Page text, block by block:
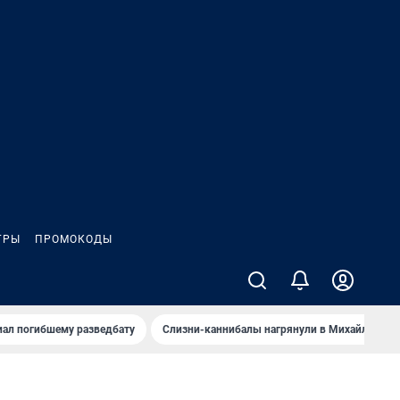
ПРОМОКОДЫ
погибшему разведбату Слизни-каннибалы нагрянули в Михайлов